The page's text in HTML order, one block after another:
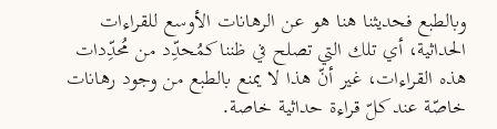
وبالطبع فحديثنا هنا هو عن الرهانات الأوسع للقراءات
الحداثية، أي تلك التي تصلح في ظننا كمُحدِّد من مُحدِّدات
هذه القراءات، غير أنّ هذا لا يمنع بالطبع من وجود رهانات
خاصّة عند كلّ قراءة حداثية خاصة.